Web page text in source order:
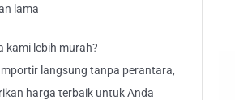
lama
kami lebih murah?
langsung tanpa perantara,
harga terbaik untuk Anda